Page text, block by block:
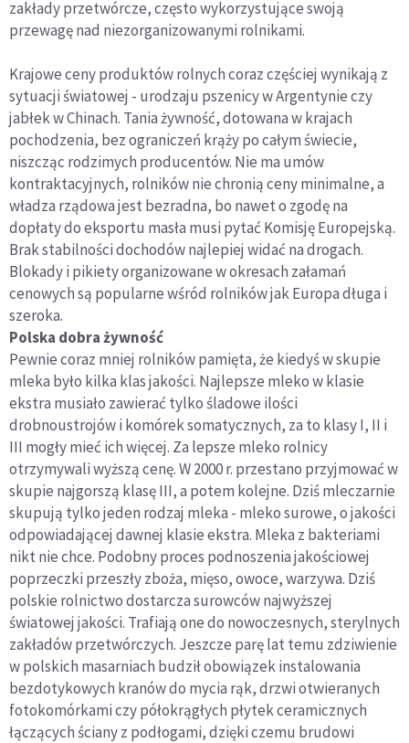
zakłady przetwórcze, często wykorzystujące swoją
przewagę nad niezorganizowanymi rolnikami.
Krajowe ceny produktów rolnych coraz częściej wynikają z
sytuacji światowej - urodzaju pszenicy w Argentynie czy
jabłek w Chinach. Tania żywność, dotowana w krajach
pochodzenia, bez ograniczeń krąży po całym świecie,
niszcząc rodzimych producentów. Nie ma umów
kontraktacyjnych, rolników nie chronią ceny minimalne, a
władza rządowa jest bezradna, bo nawet o zgodę na
dopłaty do eksportu masła musi pytać Komisję Europejską.
Brak stabilności dochodów najlepiej widać na drogach.
Blokady i pikiety organizowane w okresach załamań
cenowych są popularne wśród rolników jak Europa długa i
szeroka.
Polska dobra żywność
Pewnie coraz mniej rolników pamięta, że kiedyś w skupie
mleka było kilka klas jakości. Najlepsze mleko w klasie
ekstra musiało zawierać tylko śladowe ilości
drobnoustrojów i komórek somatycznych, za to klasy I, II i
III mogły mieć ich więcej. Za lepsze mleko rolnicy
otrzymywali wyższą cenę. W 2000 r. przestano przyjmować w
skupie najgorszą klasę III, a potem kolejne. Dziś mleczarnie
skupują tylko jeden rodzaj mleka - mleko surowe, o jakości
odpowiadającej dawnej klasie ekstra. Mleka z bakteriami
nikt nie chce. Podobny proces podnoszenia jakościowej
poprzeczki przeszły zboża, mięso, owoce, warzywa. Dziś
polskie rolnictwo dostarcza surowców najwyższej
światowej jakości. Trafiają one do nowoczesnych, sterylnych
zakładów przetwórczych. Jeszcze parę lat temu zdziwienie
w polskich masarniach budził obowiązek instalowania
bezdotykowych kranów do mycia rąk, drzwi otwieranych
fotokomórkami czy półokrągłych płytek ceramicznych
łączących ściany z podłogami, dzięki czemu brudowi